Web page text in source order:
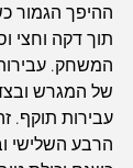
תוך דקה וחצי
המשחק.
של המגרש